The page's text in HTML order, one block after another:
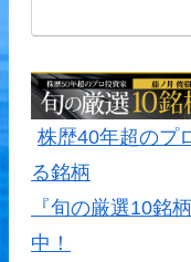
株歴40年超のプ
る銘柄
『旬の厳選10銘
中！